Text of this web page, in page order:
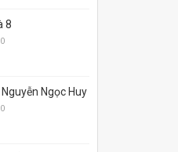
8
0
Ngọc Huy
0